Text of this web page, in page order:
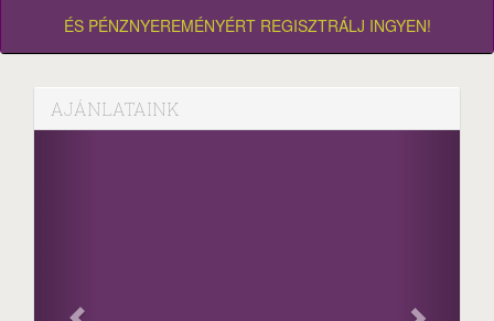
ÉS PÉNZNYEREMÉNYÉRT REGISZTRÁLJ INGYEN!
AJÁNLATAINK